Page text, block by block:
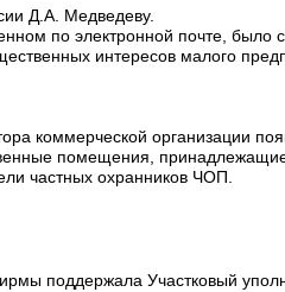
Д.А. Медведеву.
по электронной почте, было
интересов малого
коммерческой организации
помещения,
частных охранников ЧОП.
поддержала Участковый